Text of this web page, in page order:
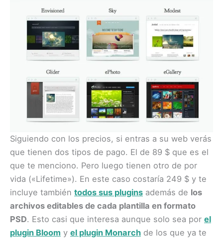
Siguiendo con los precios, si entras a su web verás
que tienen dos tipos de pago. El de 89 $ que es el
que te menciono. Pero luego tienen otro de por
vida («Lifetime»). En este caso costaría 249 $ y te
incluye también todos sus plugins además de los
archivos editables de cada plantilla en formato
PSD. Esto casi que interesa aunque solo sea por el
plugin Bloom y el plugin Monarch de los que ya te